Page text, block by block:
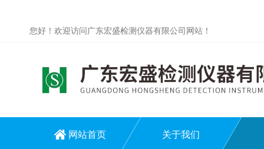
您好！欢迎访问广东宏盛检测仪器有限公司网站！
网站首页 关于我们